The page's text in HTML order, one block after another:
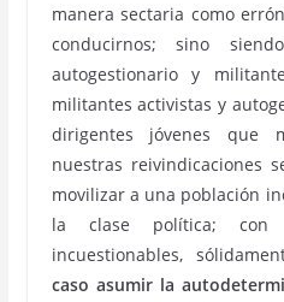
manera sectaria como
conducirnos; sino
autogestionario y
militantes activistas y
dirigentes jóvenes que
nuestras reivindicaciones
movilizar a una población
la clase política; con
incuestionables,
caso asumir la